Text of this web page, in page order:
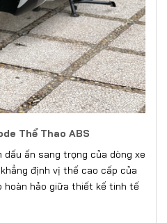
Thể Thao ABS
dấu ấn sang trọng của dòng xe
định vị thế cao cấp của
hoàn hảo giữa thiết kế tinh tế